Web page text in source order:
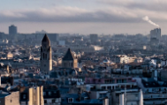
Documentaire
Drama
Fantasy